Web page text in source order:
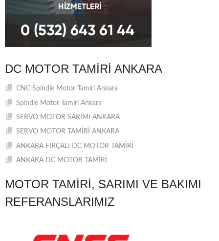
DC MOTOR TAMIRI ANKARA
CNC Spindle Motor Tamiri Ankara
Spindle Motor Tamiri Ankara
SERVO MOTOR SARIMI ANKARA
SERVO MOTOR TAMİRİ ANKARA
ANKARA FIRÇALI DC MOTOR TAMİRİ
ANKARA DC MOTOR TAMİRİ
MOTOR TAMIRI, SARIMI VE BAKIMI
REFERANSLARIMIZ